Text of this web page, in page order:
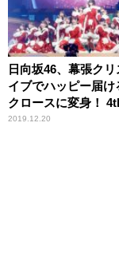
日向坂46、幕張ク
イブでハッピー届け
クロースに変身！
のリリースと、アリ
2019.12.20